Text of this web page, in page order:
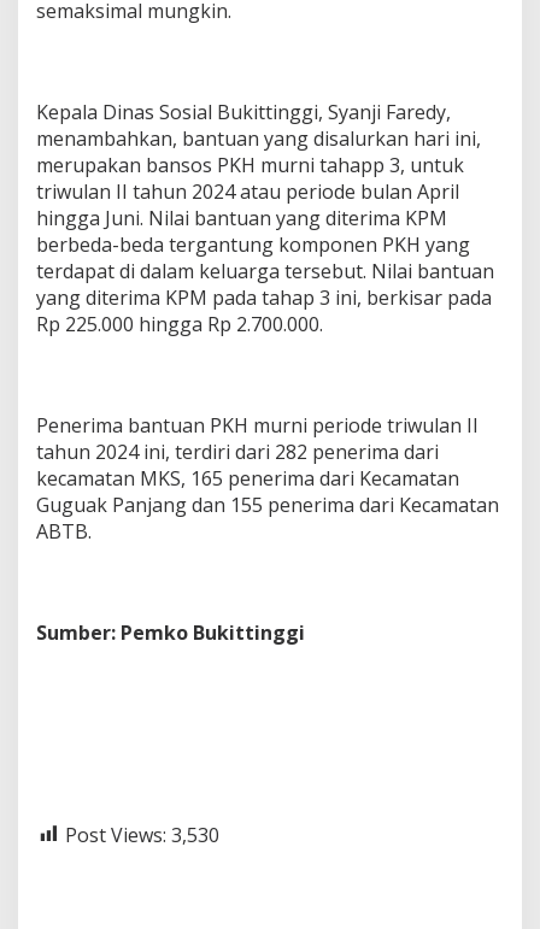
semaksimal mungkin.
Kepala Dinas Sosial Bukittinggi, Syanji Faredy,
menambahkan, bantuan yang disalurkan hari ini,
merupakan bansos PKH murni tahapp 3, untuk
triwulan II tahun 2024 atau periode bulan April
hingga Juni. Nilai bantuan yang diterima KPM
berbeda-beda tergantung komponen PKH yang
terdapat di dalam keluarga tersebut. Nilai bantuan
yang diterima KPM pada tahap 3 ini, berkisar pada
Rp 225.000 hingga Rp 2.700.000.
Penerima bantuan PKH murni periode triwulan II
tahun 2024 ini, terdiri dari 282 penerima dari
kecamatan MKS, 165 penerima dari Kecamatan
Guguak Panjang dan 155 penerima dari Kecamatan
ABTB.
Sumber: Pemko Bukittinggi
Post Views: 3,530